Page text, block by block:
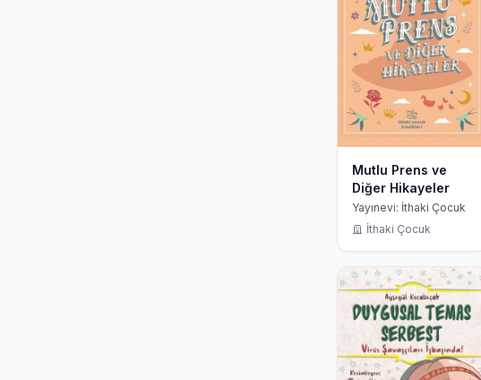
Mutlu Prens ve
Diğer Hikayeler
Yayınevi: İthaki Çocuk
İthaki Çocuk